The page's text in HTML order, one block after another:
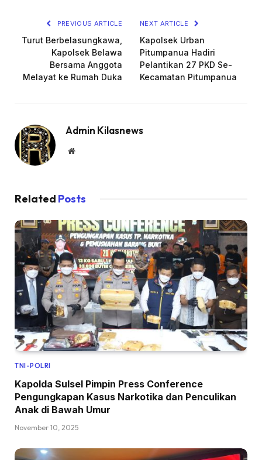
PREVIOUS ARTICLE
Turut Berbelasungkawa,
Kapolsek Belawa
Bersama Anggota
Melayat ke Rumah Duka
NEXT ARTICLE
Kapolsek Urban
Pitumpanua Hadiri
Pelantikan 27 PKD Se-
Kecamatan Pitumpanua
Admin Kilasnews
Website
Related Posts
TNI-POLRI
Kapolda Sulsel Pimpin Press Conference
Pengungkapan Kasus Narkotika dan Penculikan
Anak di Bawah Umur
November 10, 2025